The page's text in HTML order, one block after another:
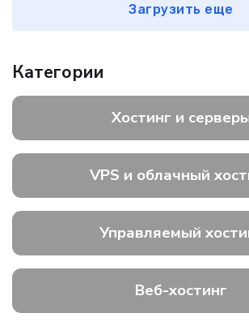
Загрузить еще
Категории
Хостинг и
VPS и облачный
Управляемый
Веб-хостинг